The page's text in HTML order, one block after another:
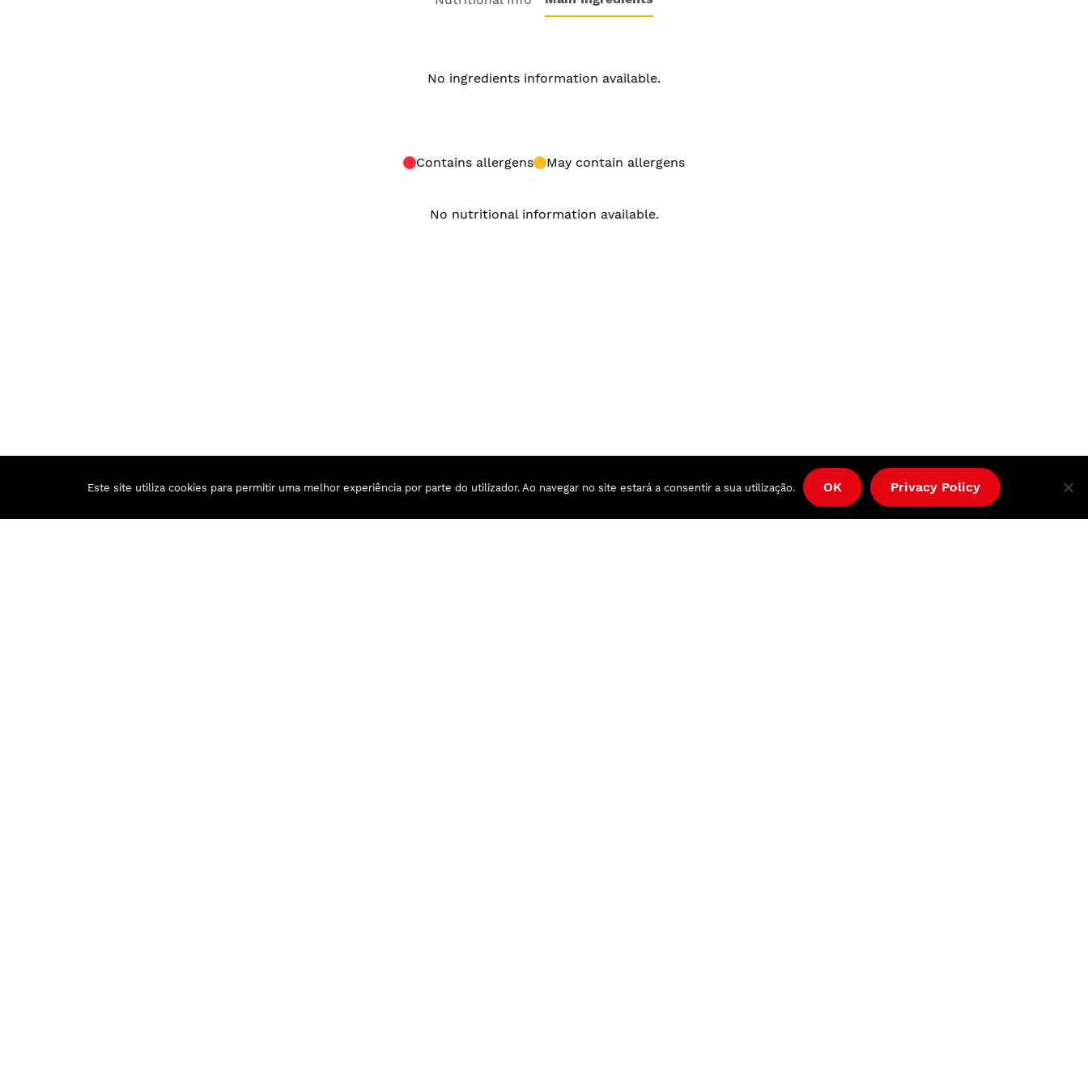
No ingredients information available.
Contains allergens May contain allergens
No nutritional information available.
Este site utiliza cookies para permitir uma melhor experiência por parte do utilizador. Ao navegar no site estará a consentir a sua utilização. OK Privacy Policy